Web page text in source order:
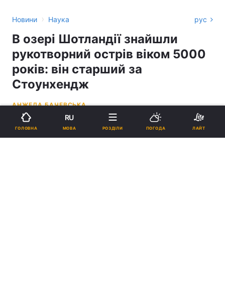
Новини › Наука рус
В озері Шотландії знайшли
рукотворний острів віком 5000
років: він старший за
Стоунхендж
АНЖЕЛА БАЧЕВСЬКА
12:31, 10.05.26
ГОЛОВНА
RU
МОВА РОЗДІЛИ ПОГОДА ЛАЙТ